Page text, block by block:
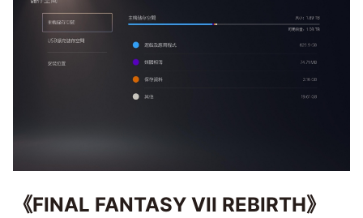
《FINAL FANTASY VII REBIRTH》